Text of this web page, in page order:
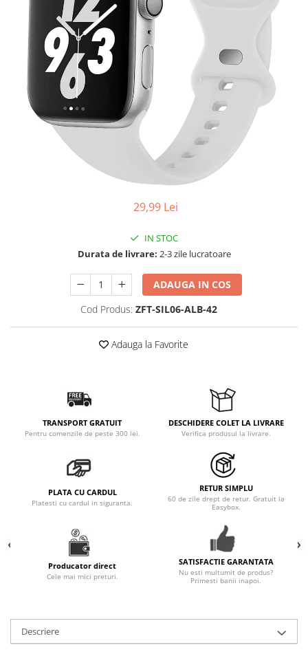
29,99 Lei
IN STOC
Durata de livrare: 2-3 zile lucratoare
ADAUGA IN COS
Cod Produs: ZFT-SIL06-ALB-42
Adauga la Favorite
TRANSPORT GRATUIT
Pentru comenzile de peste 300 lei.
DESCHIDERE COLET LA LIVRARE
Verifica produsul la livrare.
PLATA CU CARDUL
Platesti cu cardul in siguranta.
RETUR SIMPLU
60 de zile drept de retur. Gratuit la
Easybox.
Producator direct
Cele mai mici preturi.
SATISFACTIE GARANTATA
Nu esti multumit de produs?
Primesti banii inapoi.
Descriere